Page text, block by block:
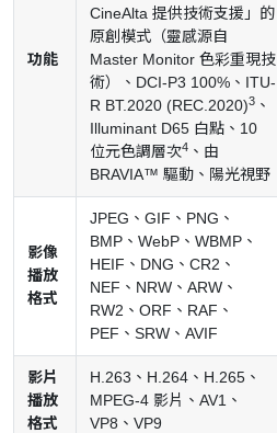
功能
CineAlta 提供技術支援」的
原創模式（靈感源自
Master Monitor 色彩重現技
術）、DCI-P3 100%、ITU-
R BT.2020 (REC.2020)3 、
Illuminant D65 白點、10
位元色調層次4 、由
BRAVIA™ 驅動、陽光視野
影像
播放
格式
JPEG、GIF、PNG、
BMP、WebP、WBMP、
HEIF、DNG、CR2、
NEF、NRW、ARW、
RW2、ORF、RAF、
PEF、SRW、AVIF
影片
播放
格式
H.263、H.264、H.265、
MPEG-4 影片、AV1、
VP8、VP9